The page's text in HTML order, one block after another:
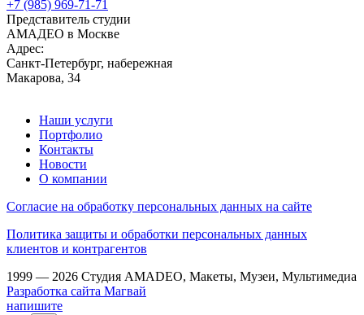
+7 (985) 969-71-71
Представитель студии
АМАДЕО в Москве
Адрес:
Санкт-Петербург, набережная
Макарова, 34
Наши услуги
Портфолио
Контакты
Новости
О компании
Согласие на обработку персональных данных на сайте
Политика защиты и обработки персональных данных
клиентов и контрагентов
1999 — 2026 Студия AMADEO, Макеты, Музеи, Мультимедиа
Разработка сайта Магвай
напишите